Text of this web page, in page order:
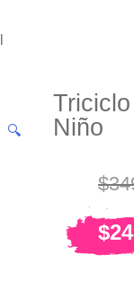
🔍
Niño
$
$